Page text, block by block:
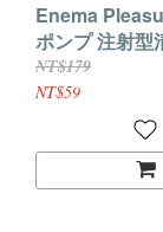
Enema
ポンプ 注射型
60ML+33公分
NT$179
NT$59